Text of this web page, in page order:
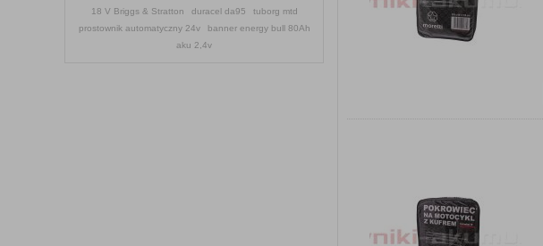
18 V Briggs & Stratton
duracel da95
tuborg mtd
prostownik automatyczny 24v
banner energy bull 80Ah
aku 2,4v